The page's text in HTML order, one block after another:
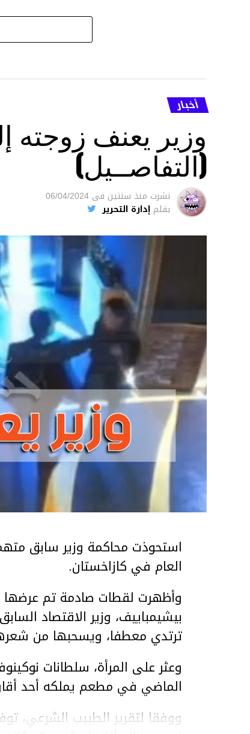
أخبار
وزير يعنف
(التفاصــيل)
نشرت منذ سنتين فى 06/04/2024
بقلم إدارة التحرير
استحوذت محاكمة وزير سابق
العام في كازاخستان.
وأظهرت لقطات صادمة تم عرضها
بيشيمباييف، وزير الاقتصاد
ترتدي معطفا، ويسحبها من
الماضي في مطعم يملكه أحد
ووفقا لتقرير الطبيب الشرعي،